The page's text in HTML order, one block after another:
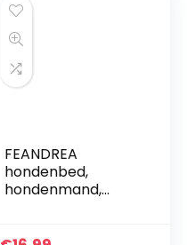
FEANDREA
hondenbed,
hondenmand,